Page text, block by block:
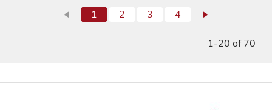
1 2 3 4
1-20 of 70